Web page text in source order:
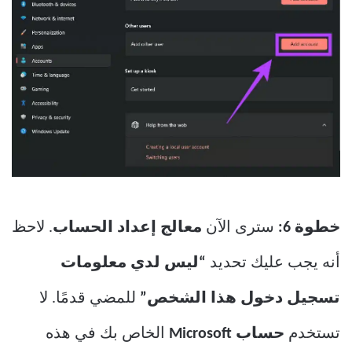
خطوة 6: سترى الآن معالج إعداد الحساب. لاحظ
أنه يجب عليك تحديد “ليس لدي معلومات
تسجيل دخول هذا الشخص” للمضي قدمًا. لا
تستخدم حساب Microsoft الخاص بك في هذه